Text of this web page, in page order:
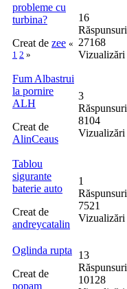
probleme cu
turbina?
Creat de zee «
1 2 »
16
Răspunsuri
27168
Vizualizări
Fum Albastrui
la pornire
ALH
Creat de
AlinCeaus
3
Răspunsuri
8104
Vizualizări
Tablou
sigurante
baterie auto
Creat de
andreycatalin
1
Răspunsuri
7521
Vizualizări
Oglinda rupta
Creat de
popam
13
Răspunsuri
10128